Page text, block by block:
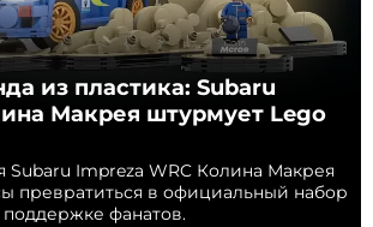
из пластика: Subaru
Макрея штурмует Lego
Subaru Impreza WRC Колина Макрея
превратиться в официальный набор
поддержке фанатов.